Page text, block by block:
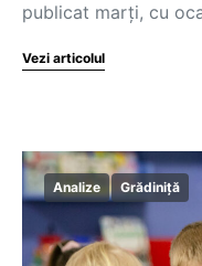
publicat marți, cu
Vezi articolul
Analize Grădiniță